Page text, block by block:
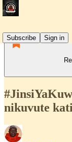
Subscribe
Sign in
nikuvute